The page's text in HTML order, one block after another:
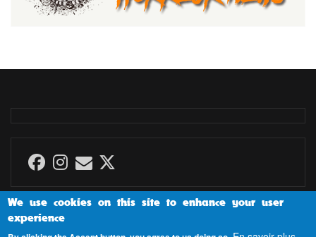
We use cookies on this site to enhance your user
experience